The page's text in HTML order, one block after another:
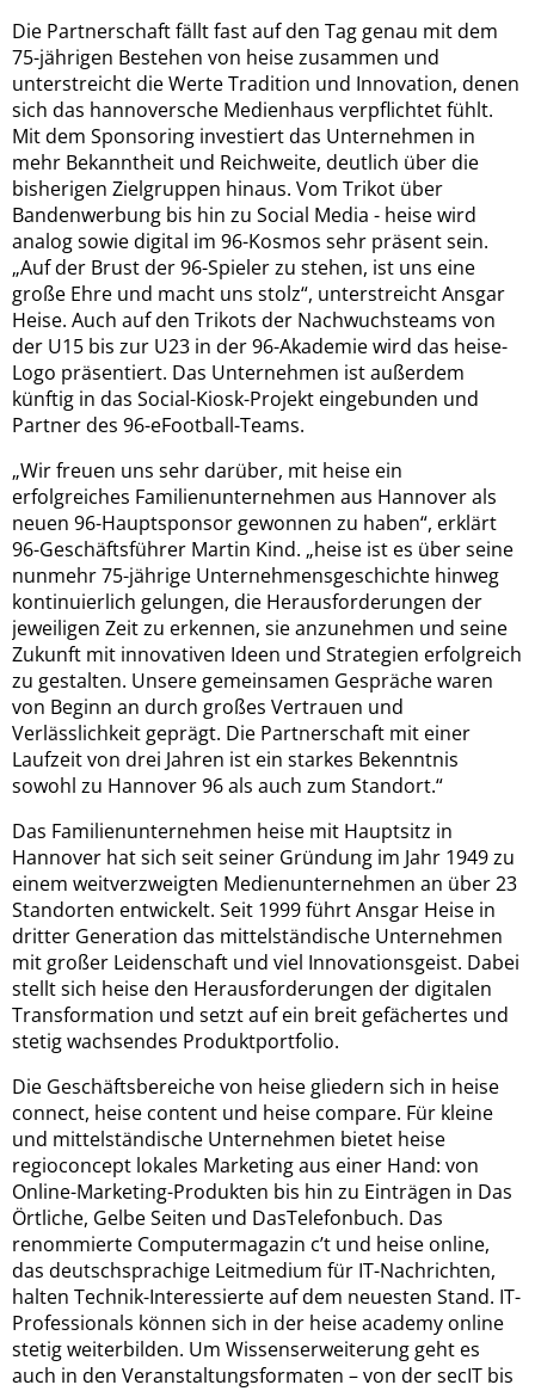
Die Partnerschaft fällt fast auf den Tag genau mit dem
75-jährigen Bestehen von heise zusammen und
unterstreicht die Werte Tradition und Innovation, denen
sich das hannoversche Medienhaus verpflichtet fühlt.
Mit dem Sponsoring investiert das Unternehmen in
mehr Bekanntheit und Reichweite, deutlich über die
bisherigen Zielgruppen hinaus. Vom Trikot über
Bandenwerbung bis hin zu Social Media - heise wird
analog sowie digital im 96-Kosmos sehr präsent sein.
„Auf der Brust der 96-Spieler zu stehen, ist uns eine
große Ehre und macht uns stolz“, unterstreicht Ansgar
Heise. Auch auf den Trikots der Nachwuchsteams von
der U15 bis zur U23 in der 96-Akademie wird das heise-
Logo präsentiert. Das Unternehmen ist außerdem
künftig in das Social-Kiosk-Projekt eingebunden und
Partner des 96-eFootball-Teams.
„Wir freuen uns sehr darüber, mit heise ein
erfolgreiches Familienunternehmen aus Hannover als
neuen 96-Hauptsponsor gewonnen zu haben“, erklärt
96-Geschäftsführer Martin Kind. „heise ist es über seine
nunmehr 75-jährige Unternehmensgeschichte hinweg
kontinuierlich gelungen, die Herausforderungen der
jeweiligen Zeit zu erkennen, sie anzunehmen und seine
Zukunft mit innovativen Ideen und Strategien erfolgreich
zu gestalten. Unsere gemeinsamen Gespräche waren
von Beginn an durch großes Vertrauen und
Verlässlichkeit geprägt. Die Partnerschaft mit einer
Laufzeit von drei Jahren ist ein starkes Bekenntnis
sowohl zu Hannover 96 als auch zum Standort.“
Das Familienunternehmen heise mit Hauptsitz in
Hannover hat sich seit seiner Gründung im Jahr 1949 zu
einem weitverzweigten Medienunternehmen an über 23
Standorten entwickelt. Seit 1999 führt Ansgar Heise in
dritter Generation das mittelständische Unternehmen
mit großer Leidenschaft und viel Innovationsgeist. Dabei
stellt sich heise den Herausforderungen der digitalen
Transformation und setzt auf ein breit gefächertes und
stetig wachsendes Produktportfolio.
Die Geschäftsbereiche von heise gliedern sich in heise
connect, heise content und heise compare. Für kleine
und mittelständische Unternehmen bietet heise
regioconcept lokales Marketing aus einer Hand: von
Online-Marketing-Produkten bis hin zu Einträgen in Das
Örtliche, Gelbe Seiten und DasTelefonbuch. Das
renommierte Computermagazin c’t und heise online,
das deutschsprachige Leitmedium für IT-Nachrichten,
halten Technik-Interessierte auf dem neuesten Stand. IT-
Professionals können sich in der heise academy online
stetig weiterbilden. Um Wissenserweiterung geht es
auch in den Veranstaltungsformaten – von der secIT bis